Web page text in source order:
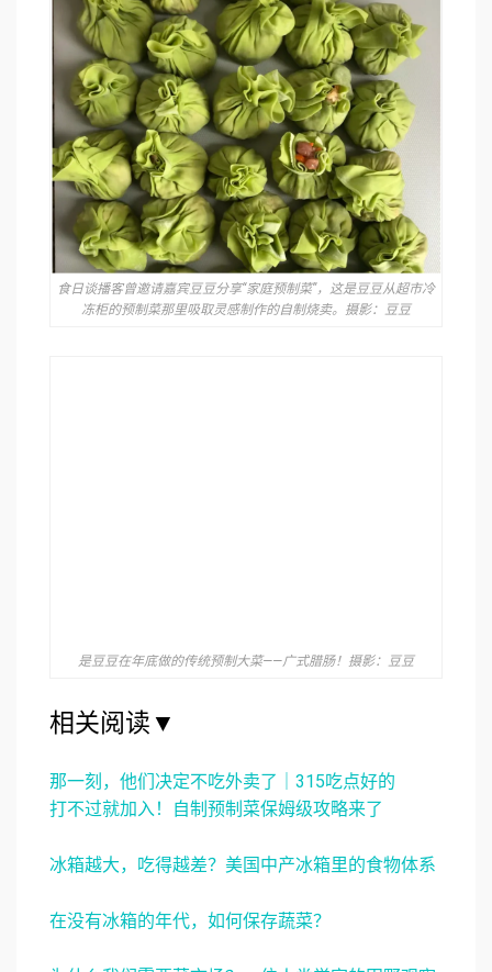
食日谈播客曾邀请嘉宾豆豆分享“家庭预制菜”，这是豆豆从超市冷
冻柜的预制菜那里吸取灵感制作的自制烧卖。摄影：豆豆
是豆豆在年底做的传统预制大菜——广式腊肠！摄影：豆豆
相关阅读▼
那一刻，他们决定不吃外卖了｜315吃点好的
打不过就加入！自制预制菜保姆级攻略来了
冰箱越大，吃得越差？美国中产冰箱里的食物体系
在没有冰箱的年代，如何保存蔬菜？